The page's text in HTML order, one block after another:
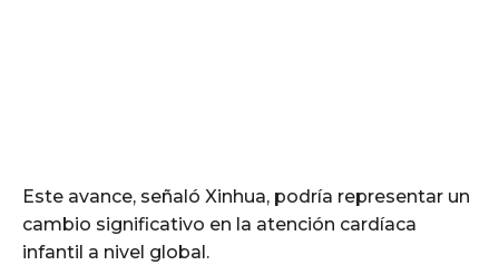
Este avance, señaló Xinhua, podría representar un
cambio significativo en la atención cardíaca
infantil a nivel global.